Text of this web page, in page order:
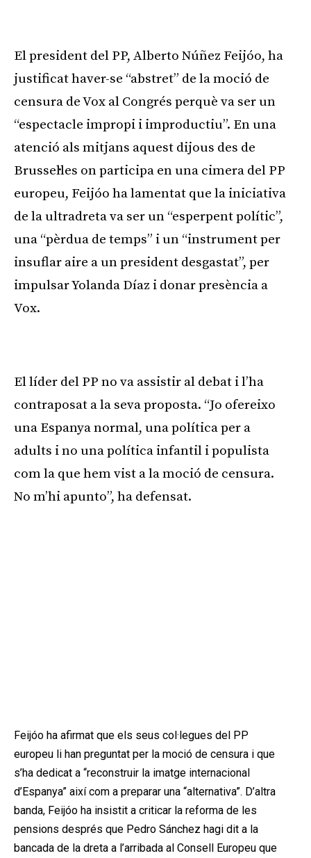
El president del PP, Alberto Núñez Feijóo, ha
justificat haver-se “abstret” de la moció de
censura de Vox al Congrés perquè va ser un
“espectacle impropi i improductiu”. En una
atenció als mitjans aquest dijous des de
Brussel·les on participa en una cimera del PP
europeu, Feijóo ha lamentat que la iniciativa
de la ultradreta va ser un “esperpent polític”,
una “pèrdua de temps” i un “instrument per
insuflar aire a un president desgastat”, per
impulsar Yolanda Díaz i donar presència a
Vox.
El líder del PP no va assistir al debat i l’ha
contraposat a la seva proposta. “Jo ofereixo
una Espanya normal, una política per a
adults i no una política infantil i populista
com la que hem vist a la moció de censura.
No m’hi apunto”, ha defensat.
Feijóo ha afirmat que els seus col·legues del PP
europeu li han preguntat per la moció de censura i que
s’ha dedicat a “reconstruir la imatge internacional
d’Espanya” així com a preparar una “alternativa”. D’altra
banda, Feijóo ha insistit a criticar la reforma de les
pensions després que Pedro Sánchez hagi dit a la
bancada de la dreta a l’arribada al Consell Europeu que